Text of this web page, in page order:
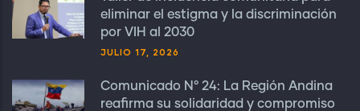
eliminar el estigma y la discriminación
por VIH al 2030
JULIO 17, 2026
Comunicado N° 24: La Región Andina
reafirma su solidaridad y compromiso